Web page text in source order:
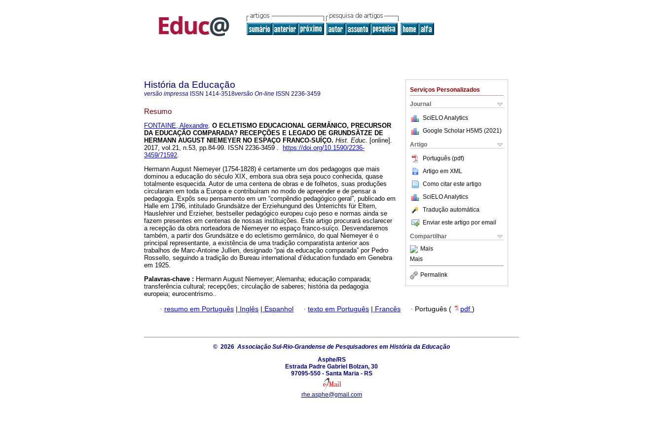
Serviços Personalizados
Journal
SciELO Analytics
Google Scholar H5M5 (2021 )
Artigo
Português (pdf)
Artigo em XML
Como citar este artigo
SciELO Analytics
Tradução automática
Enviar este artigo por email
Compartilhar
Mais
Mais
Permalink
História da Educação
versão impressa ISSN 1414-3518versão On-line ISSN 2236-3459
Resumo
FONTAINE, Alexandre. O ECLETISMO EDUCACIONAL GERMÂNICO, PRECURSOR
DA EDUCAÇÃO COMPARADA? RECEPÇÕES E LEGADO DE GRUNDSÄTZE DE
HERMANN AUGUST NIEMEYER NO ESPAÇO FRANCO-SUÍÇO. Hist. Educ. [online].
2017, vol.21, n.53, pp.84-99. ISSN 2236-3459 .
https://doi.org/10.1590/2236-
3459/71592.
Hermann August Niemeyer (1754-1828) é certamente um dos pedagogos que mais
dominou a educação do século XIX, embora sua obra seja pouco conhecida, quase
totalmente esquecida. Autor de uma centena de obras e de folhetos, suas produções
circularam em toda a Europa e contribuíram no modo de apreender e de pensar a
pedagogia. Expôs seu pensamento em um “compêndio pedagógico geral”, publicado em
Halle em 1796, intitulado Grundsätze der Erziehungund des Unterrichts für Eltern,
Hauslehrer und Erzieher, bestseller pedagógico europeu cujo peso e normas ainda se
fazem presentes em centenas de nossas instituições. Este artigo procurará esclarecer
a recepção da obra norteadora de Niemeyer no espaço franco-suíço. Desvendaremos
também, a partir dos Grundsätze e do ecletismo germânico, do qual Niemeyer é o
principal representante, a existência de uma tradição comparatista anterior aos
trabalhos de Marc-Antoine Jullien, designado “pai da educação comparada” por Pedro
Rossello, seguindo a tradição do Bureau international d’éducation fundado em Genebra
em 1925.
Palavras-chave : Hermann August Niemeyer; Alemanha; educação comparada;
transferência cultural; recepções; circulação de saberes; história da pedagogia
europeia; eurocentrismo..
· resumo em Português | Inglês | Espanhol · texto em Português | Francês · Português ( pdf )
© 2026 Associação Sul-Rio-Grandense de Pesquisadores em História da Educação
Asphe/RS
Estrada Padre Gabriel Bolzan, 30
97095-550 - Santa Maria - RS
rhe.asphe@gmail.com